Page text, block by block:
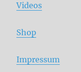
Videos
Shop
Impressum